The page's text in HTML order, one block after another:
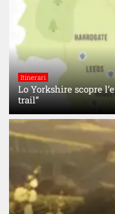
Itinerari
Lo Yorkshire scopre
trail”